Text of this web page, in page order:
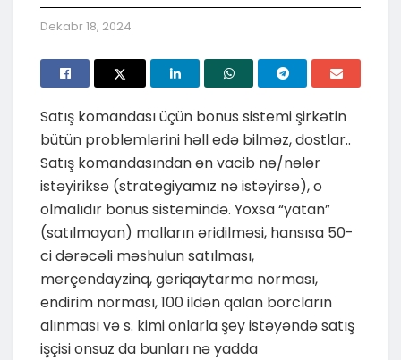
Dekabr 18, 2024
Satış komandası üçün bonus sistemi şirkətin
bütün problemlərini həll edə bilməz, dostlar..
Satış komandasından ən vacib nə/nələr
istəyiriksə (strategiyamız nə istəyirsə), o
olmalıdır bonus sistemində. Yoxsa “yatan”
(satılmayan) malların əridilməsi, hansısa 50-
ci dərəcəli məshulun satılması,
merçendayzinq, geriqaytarma norması,
endirim norması, 100 ildən qalan borcların
alınması və s. kimi onlarla şey istəyəndə satış
işçisi onsuz da bunları nə yadda